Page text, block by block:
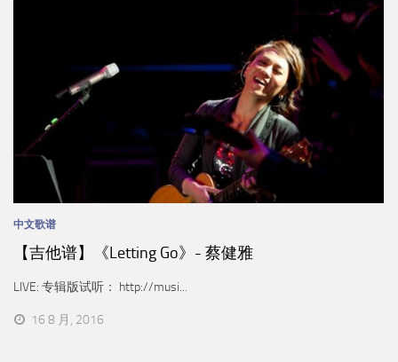
中文歌谱
【吉他谱】《Letting Go》- 蔡健雅
LIVE: 专辑版试听： http://musi...
16 8 月, 2016